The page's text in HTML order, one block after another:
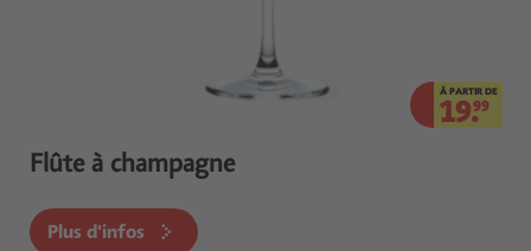
À PARTIR DE
19.99
Flûte à champagne
Plus d'infos